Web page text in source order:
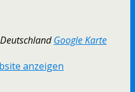
Deutschland Google Karte
anzeigen